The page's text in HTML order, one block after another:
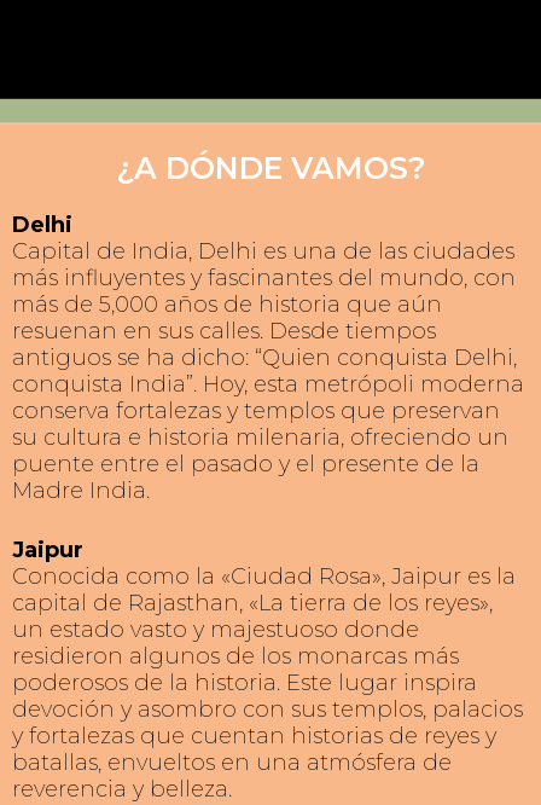
DEHRADUN
VRINDAVAN
¿A DÓNDE VAMOS?
Delhi
Capital de India, Delhi es una de las ciudades
más influyentes y fascinantes del mundo, con
más de 5,000 años de historia que aún
resuenan en sus calles. Desde tiempos
antiguos se ha dicho: “Quien conquista Delhi,
conquista India”. Hoy, esta metrópoli moderna
conserva fortalezas y templos que preservan
su cultura e historia milenaria, ofreciendo un
puente entre el pasado y el presente de la
Madre India.
Jaipur
Conocida como la «Ciudad Rosa», Jaipur es la
capital de Rajasthan, «La tierra de los reyes»,
un estado vasto y majestuoso donde
residieron algunos de los monarcas más
poderosos de la historia. Este lugar inspira
devoción y asombro con sus templos, palacios
y fortalezas que cuentan historias de reyes y
batallas, envueltos en una atmósfera de
reverencia y belleza.